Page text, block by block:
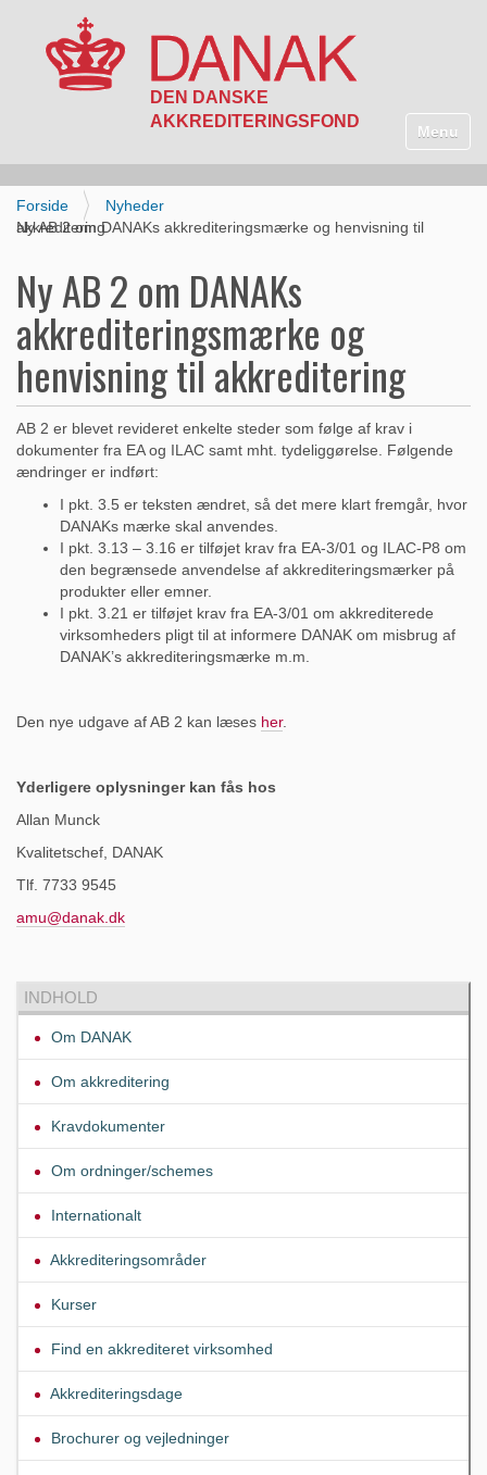
Toggle
Forside
Nyheder
Ny AB 2 om DANAKs akkrediteringsmærke og henvisning til akkreditering
Ny AB 2 om DANAKs
akkrediteringsmærke og
henvisning til akkreditering
AB 2 er blevet revideret enkelte steder som følge af krav i
dokumenter fra EA og ILAC samt mht. tydeliggørelse. Følgende
ændringer er indført:
I pkt. 3.5 er teksten ændret, så det mere klart fremgår, hvor
DANAKs mærke skal anvendes.
I pkt. 3.13 – 3.16 er tilføjet krav fra EA-3/01 og ILAC-P8 om
den begrænsede anvendelse af akkrediteringsmærker på
produkter eller emner.
I pkt. 3.21 er tilføjet krav fra EA-3/01 om akkrediterede
virksomheders pligt til at informere DANAK om misbrug af
DANAK’s akkrediteringsmærke m.m.
Den nye udgave af AB 2 kan læses her.
Yderligere oplysninger kan fås hos
Allan Munck
Kvalitetschef, DANAK
Tlf. 7733 9545
amu@danak.dk
INDHOLD
Om DANAK
Om akkreditering
Kravdokumenter
Om ordninger/schemes
Internationalt
Akkrediteringsområder
Kurser
Find en akkrediteret virksomhed
Akkrediteringsdage
Brochurer og vejledninger